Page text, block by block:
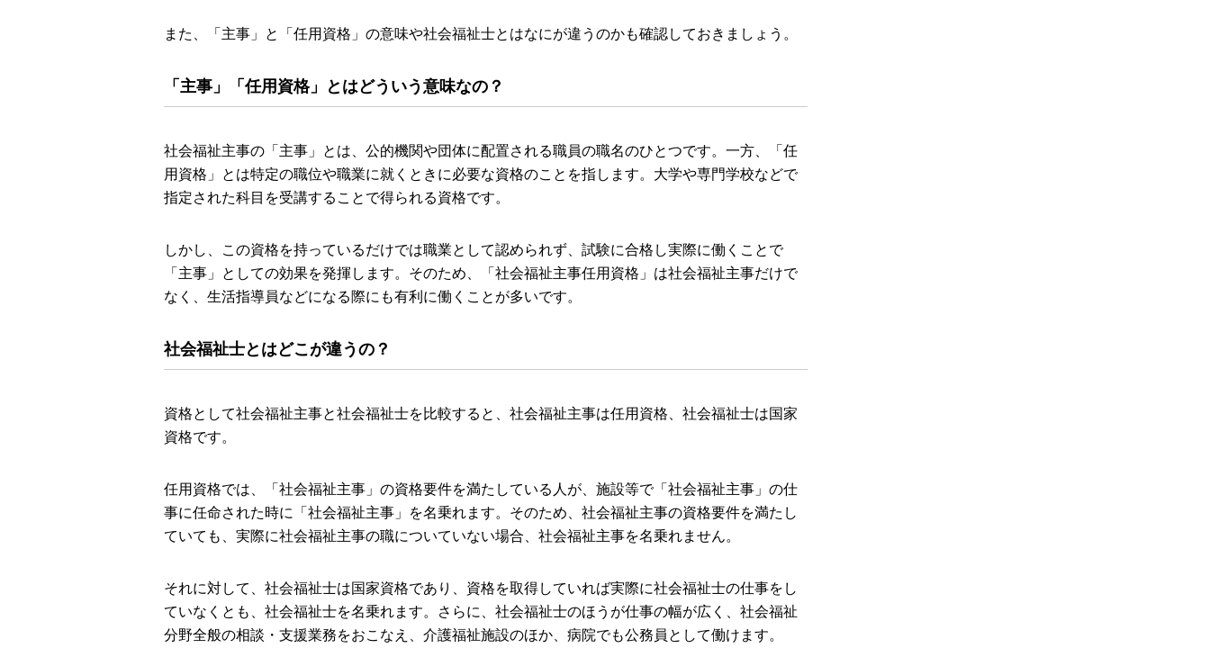
また、「主事」と「任用資格」の意味や社会福祉士とはなにが違うのかも確認しておきましょう。
「主事」「任用資格」とはどういう意味なの？
社会福祉主事の「主事」とは、公的機関や団体に配置される職員の職名のひとつです。一方、「任
用資格」とは特定の職位や職業に就くときに必要な資格のことを指します。大学や専門学校などで
指定された科目を受講することで得られる資格です。
しかし、この資格を持っているだけでは職業として認められず、試験に合格し実際に働くことで
「主事」としての効果を発揮します。そのため、「社会福祉主事任用資格」は社会福祉主事だけで
なく、生活指導員などになる際にも有利に働くことが多いです。
社会福祉士とはどこが違うの？
資格として社会福祉主事と社会福祉士を比較すると、社会福祉主事は任用資格、社会福祉士は国家
資格です。
任用資格では、「社会福祉主事」の資格要件を満たしている人が、施設等で「社会福祉主事」の仕
事に任命された時に「社会福祉主事」を名乗れます。そのため、社会福祉主事の資格要件を満たし
ていても、実際に社会福祉主事の職についていない場合、社会福祉主事を名乗れません。
それに対して、社会福祉士は国家資格であり、資格を取得していれば実際に社会福祉士の仕事をし
ていなくとも、社会福祉士を名乗れます。さらに、社会福祉士のほうが仕事の幅が広く、社会福祉
分野全般の相談・支援業務をおこなえ、介護福祉施設のほか、病院でも公務員として働けます。